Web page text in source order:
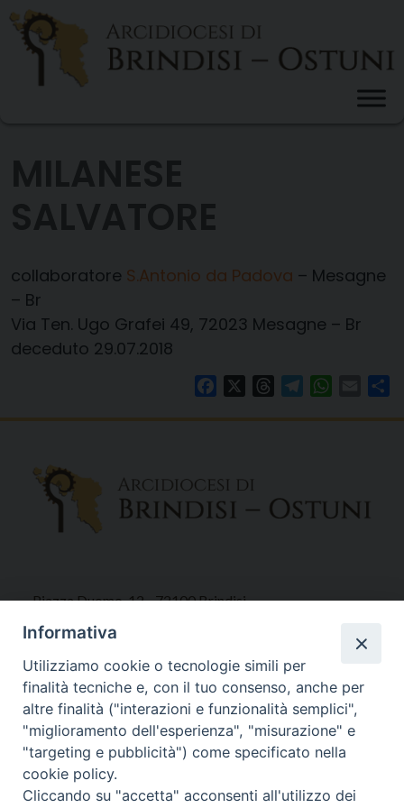
Skip
content
collaboratore S.Antonio da Padova – Mesagne
– Br
Via Ten. Ugo Grafei 49, 72023 Mesagne – Br
deceduto 29.07.2018
FacebookThreadsTelegram Email
Piazza Duomo, 12 - 72100 Brindisi
Tel 0831.521958
Fax 0831.528315
Orari Curia
Mar. / Mer. / Giov. ore 9 - 13
nei mesi estivi solo Martedì ore 9 - 13
Informativa
Utilizziamo cookie o tecnologie simili per
finalità tecniche e, con il tuo consenso, anche per
altre finalità ("interazioni e funzionalità semplici",
"miglioramento dell'esperienza", "misurazione" e
"targeting e pubblicità") come specificato nella
cookie policy.
Cliccando su "accetta" acconsenti all'utilizzo dei